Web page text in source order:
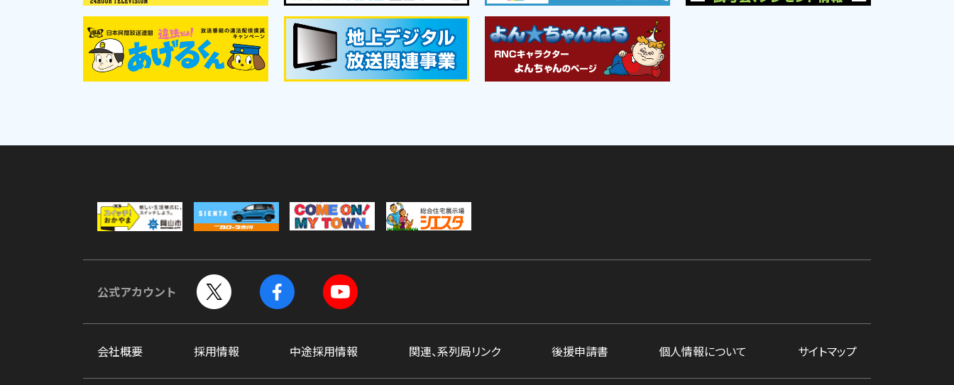
公式アカウント
会社概要 採用情報 中途採用情報 関連、系列局リンク 後援申請書 個人情報について サイトマップ